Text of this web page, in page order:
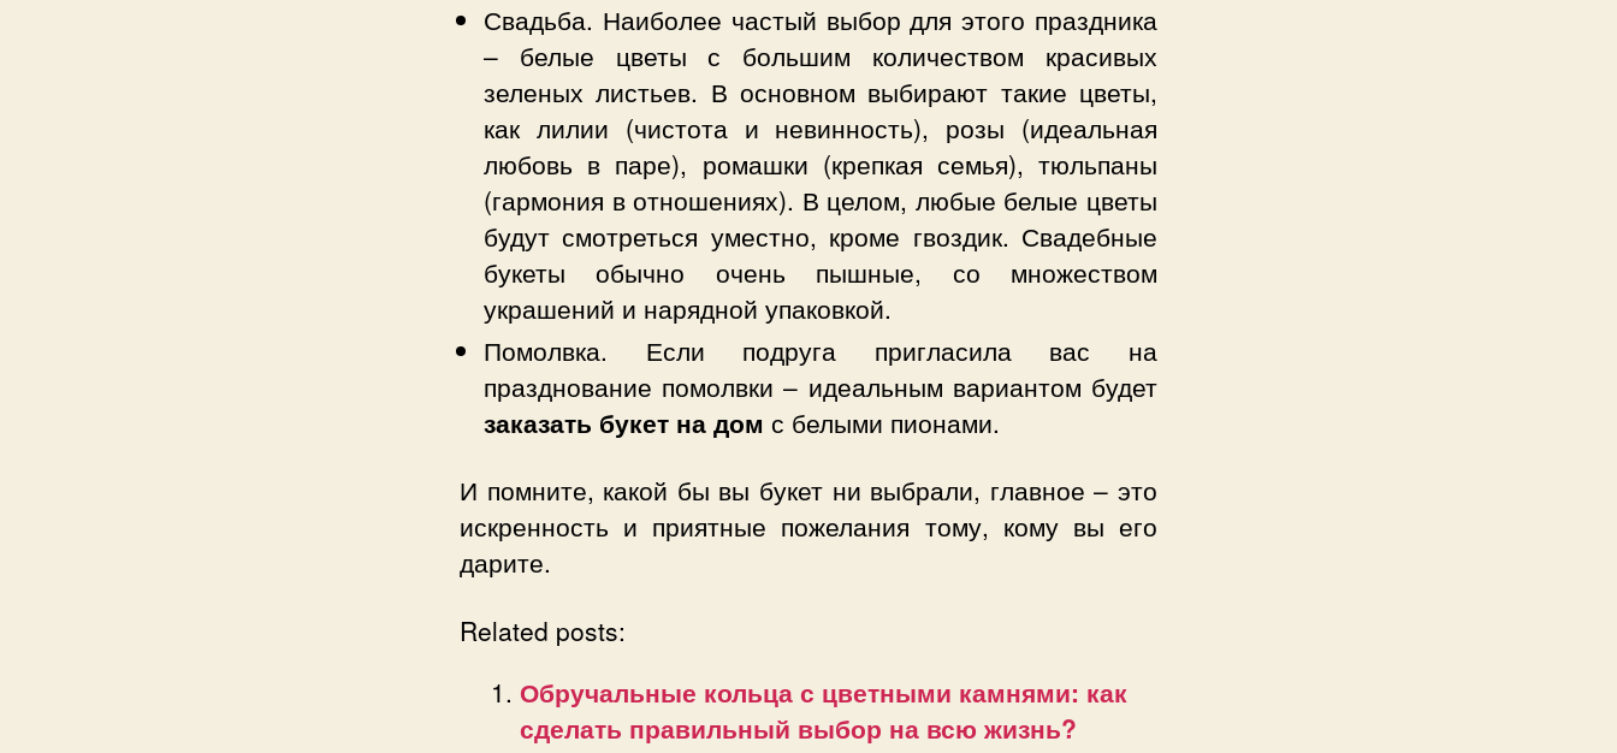
Свадьба. Наиболее частый выбор для этого праздника
– белые цветы с большим количеством красивых
зеленых листьев. В основном выбирают такие цветы,
как лилии (чистота и невинность), розы (идеальная
любовь в паре), ромашки (крепкая семья), тюльпаны
(гармония в отношениях). В целом, любые белые цветы
будут смотреться уместно, кроме гвоздик. Свадебные
букеты обычно очень пышные, со множеством
украшений и нарядной упаковкой.
Помолвка. Если подруга пригласила вас на
празднование помолвки – идеальным вариантом будет
заказать букет на дом с белыми пионами.
И помните, какой бы вы букет ни выбрали, главное – это
искренность и приятные пожелания тому, кому вы его
дарите.
Related posts:
Обручальные кольца с цветными камнями: как
сделать правильный выбор на всю жизнь?